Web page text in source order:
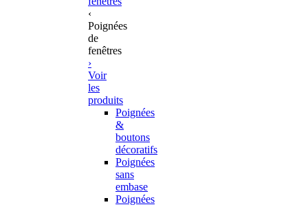
‹
Poignées
de
fenêtres
›
Voir
les
produits
Poignées
&
boutons
décoratifs
Poignées
sans
embase
Poignées